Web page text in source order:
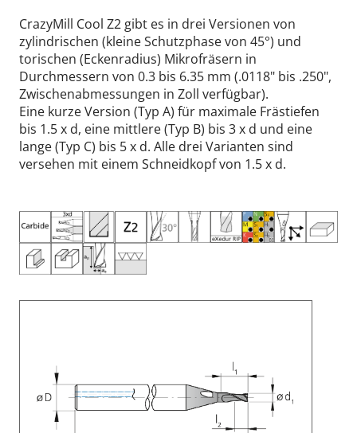
CrazyMill Cool Z2 gibt es in drei Versionen von
zylindrischen (kleine Schutzphase von 45°) und
torischen (Eckenradius) Mikrofräsern in
Durchmessern von 0.3 bis 6.35 mm (.0118" bis .250",
Zwischenabmessungen in Zoll verfügbar).
Eine kurze Version (Typ A) für maximale Frästiefen
bis 1.5 x d, eine mittlere (Typ B) bis 3 x d und eine
lange (Typ C) bis 5 x d. Alle drei Varianten sind
versehen mit einem Schneidkopf von 1.5 x d.